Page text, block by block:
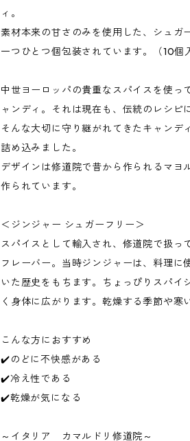
ィ。
素材本来の甘さのみを使用した、シュガ
一つひとつ個包装されています。（10個
中世ヨーロッパの貴重なスパイスを使っ
ャンディ。それは現在も、伝統のレシピ
そんな大切に守り継がれてきたキャンデ
詰め込みました。
デザインは修道院で昔から作られるマヨ
作られています。
＜ジンジャー シュガーフリー＞
スパイスとして輸入され、修道院で扱っ
フレーバー。当時ジンジャーは、料理に
いた歴史をもちます。ちょっぴりスパイ
く身体に広がります。乾燥する季節や寒
こんな方におすすめ
✔️のどに不快感がある
✔️冷え性である
✔️乾燥が気になる
～イタリア カマルドリ修道院～